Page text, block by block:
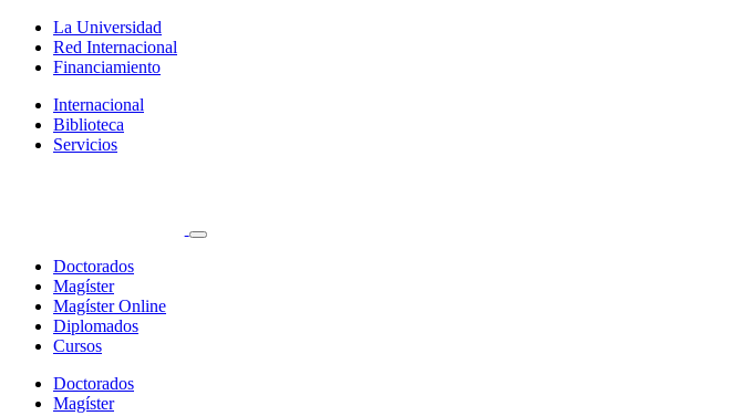
La Universidad
Red Internacional
Financiamiento
Internacional
Biblioteca
Servicios
Doctorados
Magíster
Magíster Online
Diplomados
Cursos
Doctorados
Magíster